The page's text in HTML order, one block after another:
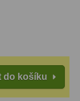
do košíku